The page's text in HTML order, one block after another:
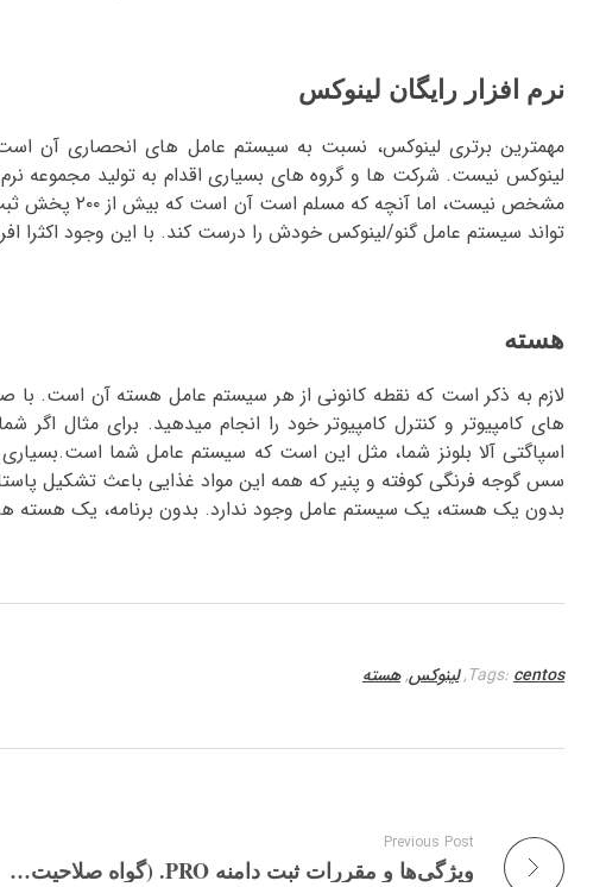
نرم افزار رایگان لینوکس
مهمترین برتری لینوکس، نسبت به سیستم عامل های انحصاری آن
لینوکس نیست. شرکت ها و گروه های بسیاری اقدام به تولید مجموعه
مشخص نیست،
تواند سیستم عامل گنو/لینوکس خودش را درست کند. با این وجود اکثرا
هسته
لازم به ذکر است که نقطه کانونی از هر سیستم عامل هسته آن است. با
های کامپیوتر و کنترل کامپیوتر خود را انجام میدهید. برای مثال اگر
اسپاگتی آلا بلونز شما، مثل این است که سیستم عامل شما است.بسیاری
سس گوجه فرنگی کوفته و پنیر که همه این مواد غذایی باعث تشکیل
بدون یک هسته، یک سیستم عامل وجود ندارد. بدون برنامه، یک هسته
Tags:centos
,لینوکس,هسته
Previous Post
ویژگی‌ها و مقررات ثبت دامنه PRO. (گواه صلاحیت حرفه‌ای شما)